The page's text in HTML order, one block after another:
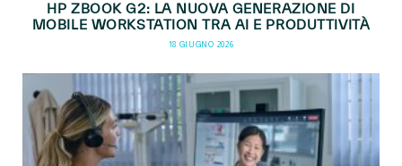
HP ZBOOK G2: LA NUOVA GENERAZIONE DI
MOBILE WORKSTATION TRA AI E PRODUTTIVITÀ
18 GIUGNO 2026